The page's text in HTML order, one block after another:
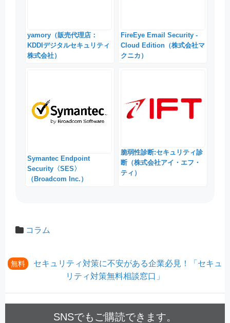
yamory（販売代理店：
KDDIデジタルセキュリティ
株式会社）
FireEye Email Security -
Cloud Edition（株式会社マ
クニカ）
Symantec Endpoint
Security〈SES〉
（Broadcom Inc.）
脆弱性診断:セキュリティ診
断（株式会社アイ・エフ・
ティ）
コラム
無料
セキュリティ対策に不安がある企業必見！「セキュ
リティ対策無料相談窓口」
SNSでもご購読できます。